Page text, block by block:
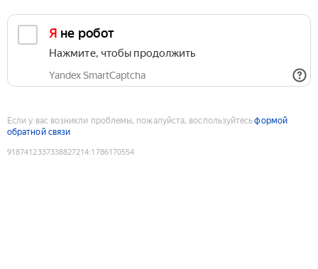
Я не робот
Нажмите, чтобы продолжить
Yandex SmartCaptcha
Если у вас возникли проблемы, пожалуйста, воспользуйтесьформой
обратной связи
9187412337338827214:1786170554